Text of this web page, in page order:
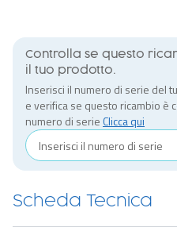
Controlla se questo
il tuo prodotto.
Inserisci il numero di serie del
e verifica se questo ricambio è
numero di serie Clicca qui
Scheda Tecnica